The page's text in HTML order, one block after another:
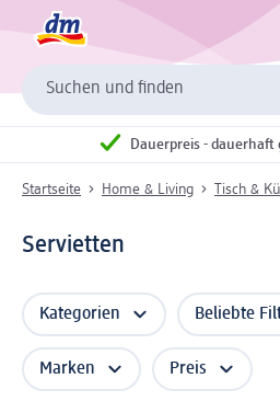
Suchen und finden
Dauerpreis -
Startseite Home & Living Tisch &
Servietten
Kategorien Beliebte
Marken Preis